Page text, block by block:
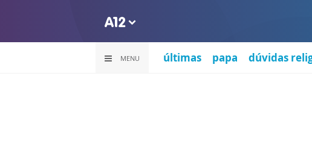
MENU últimas papa dúvidas